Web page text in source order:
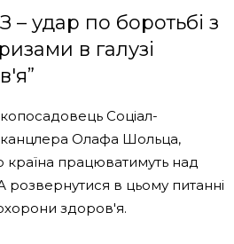
– удар по боротьбі з
в галузі
Соціал-
канцлера Олафа Шольца,
країна працюватимуть над
в цьому питанні
здоров'я.